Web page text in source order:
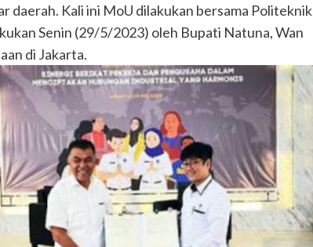
Kali ini MoU dilakukan bersama Politeknik
Senin (29/5/2023) oleh Bupati Natuna, Wan
di Jakarta.